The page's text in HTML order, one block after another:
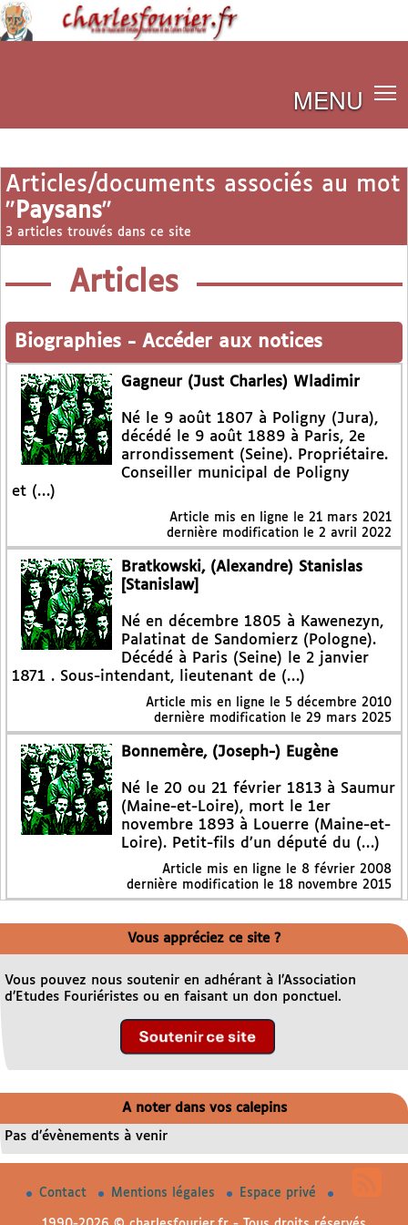
MENU
Articles/documents associés au mot
" Paysans"
3 articles trouvés dans ce site
Articles
Biographies - Accéder aux notices
Gagneur (Just Charles) Wladimir
Né le 9 août 1807 à Poligny (Jura),
décédé le 9 août 1889 à Paris, 2e
arrondissement (Seine). Propriétaire.
Conseiller municipal de Poligny
et (…)
Article mis en ligne le 21 mars 2021
dernière modification le 2 avril 2022
Bratkowski, (Alexandre) Stanislas
[Stanislaw]
Né en décembre 1805 à Kawenezyn,
Palatinat de Sandomierz (Pologne).
Décédé à Paris (Seine) le 2 janvier
1871 . Sous-intendant, lieutenant de (…)
Article mis en ligne le 5 décembre 2010
dernière modification le 29 mars 2025
Bonnemère, (Joseph-) Eugène
Né le 20 ou 21 février 1813 à Saumur
(Maine-et-Loire), mort le 1er
novembre 1893 à Louerre (Maine-et-
Loire). Petit-fils d’un député du (…)
Article mis en ligne le 8 février 2008
dernière modification le 18 novembre 2015
Vous appréciez ce site ?
Vous pouvez nous soutenir en adhérant à l’Association
d’Etudes Fouriéristes ou en faisant un don ponctuel.
A noter dans vos calepins
Pas d’évènements à venir
Contact Mentions légales Espace privé